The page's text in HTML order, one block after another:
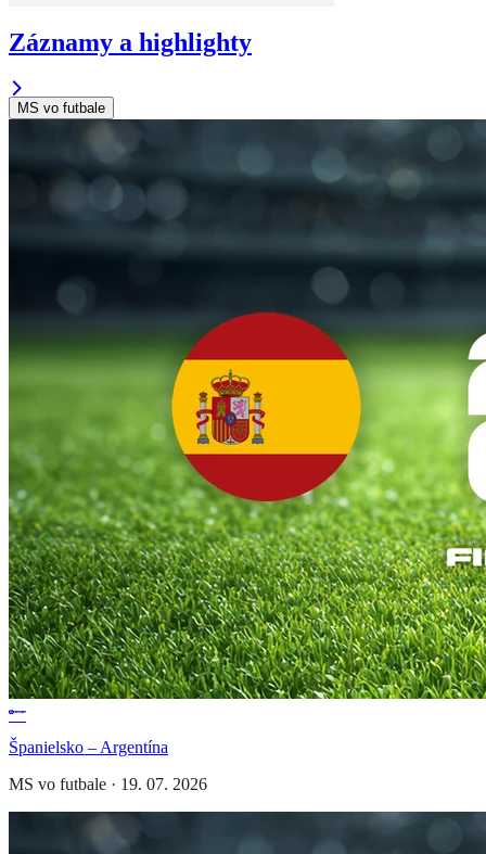
Záznamy a highlighty
MS vo futbale
Španielsko – Argentína
MS vo futbale · 19. 07. 2026